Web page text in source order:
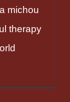
michou
therapy